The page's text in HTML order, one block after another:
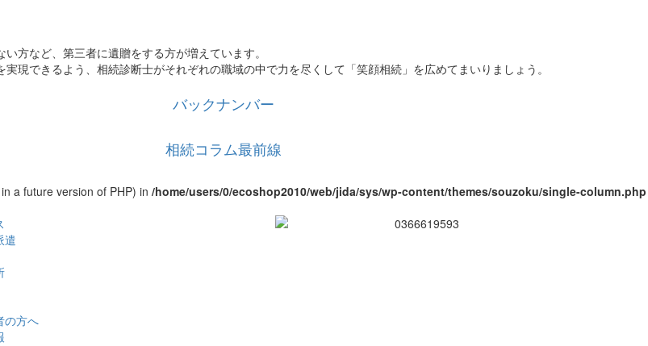
方など、第三者に遺贈をする方が増えています。
現できるよう、相続診断士がそれぞれの職域の中で力を尽くして「笑顔相続」を広めてまいりましょう。
バックナンバー
相続コラム最前線
a future version of PHP) in /home/users/0/ecoshop2010/web/jida/sys/wp-content/themes/souzoku/single-column.php
遣
の方へ